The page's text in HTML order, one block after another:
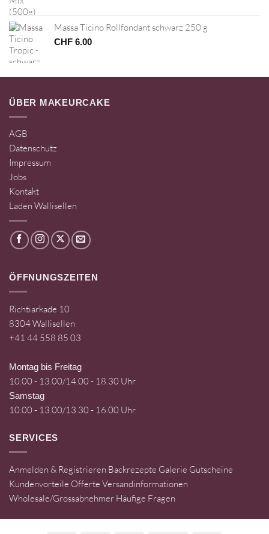
Massa Ticino Rollfondant schwarz 250 g
CHF 6.00
ÜBER MAKEURCAKE
AGB
Datenschutz
Impressum
Jobs
Kontakt
Laden Wallisellen
ÖFFNUNGSZEITEN
Richtiarkade 10
8304 Wallisellen
+41 44 558 85 03
Montag bis Freitag
10.00 - 13.00/14.00 - 18.30 Uhr
Samstag
10.00 - 13.00/13.30 - 16.00 Uhr
SERVICES
Anmelden & Registrieren Backrezepte Galerie Gutscheine
Kundenvorteile Offerte Versandinformationen
Wholesale/Grossabnehmer Häufige Fragen